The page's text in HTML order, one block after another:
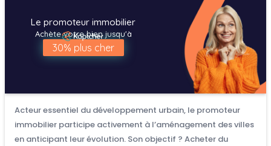
Le promoteur immobilier
Achète votre bien jusqu'à
30% plus cher
Acteur essentiel du développement urbain, le promoteur
immobilier participe activement à l’aménagement des villes
en anticipant leur évolution. Son objectif ? Acheter du